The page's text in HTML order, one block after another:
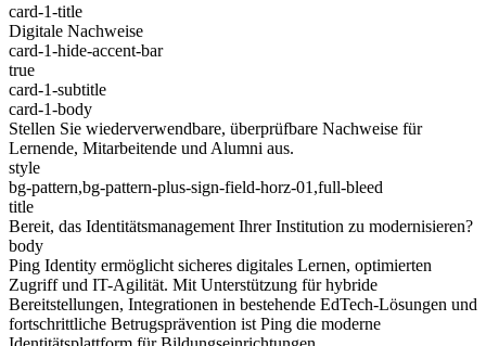
card-1-title
Digitale Nachweise
card-1-hide-accent-bar
true
card-1-subtitle
card-1-body
Stellen Sie wiederverwendbare, überprüfbare Nachweise für
Lernende, Mitarbeitende und Alumni aus.
style
bg-pattern,bg-pattern-plus-sign-field-horz-01,full-bleed
title
Bereit, das Identitätsmanagement Ihrer Institution zu modernisieren?
body
Ping Identity ermöglicht sicheres digitales Lernen, optimierten
Zugriff und IT-Agilität. Mit Unterstützung für hybride
Bereitstellungen, Integrationen in bestehende EdTech-Lösungen und
fortschrittliche Betrugsprävention ist Ping die moderne